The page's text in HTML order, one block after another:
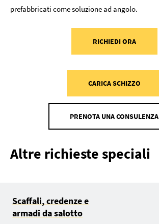
prefabbricati come soluzione ad angolo.
RICHIEDI ORA
CARICA SCHIZZO
PRENOTA UNA CONSULENZA
Altre richieste speciali
Scaffali, credenze e
armadi da salotto